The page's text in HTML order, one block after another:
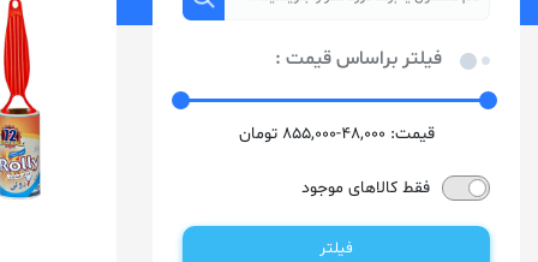
فیلتر براساس قیمت :
قیمت: 48,000-855,000 تومان
فقط کالاهای موجود
فیلتر